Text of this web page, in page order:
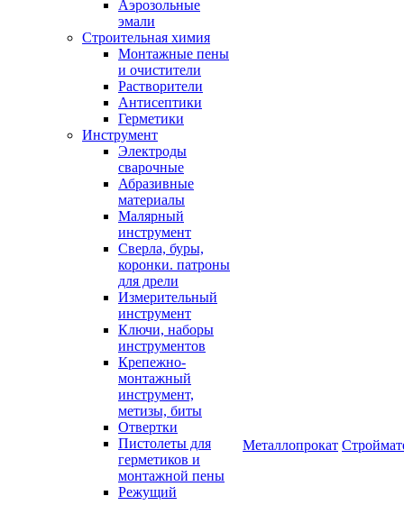
Аэрозольные
эмали
Строительная химия
Монтажные пены
и очистители
Растворители
Антисептики
Герметики
Инструмент
Электроды
сварочные
Абразивные
материалы
Малярный
инструмент
Сверла, буры,
коронки. патроны
для дрели
Измерительный
инструмент
Ключи, наборы
инструментов
Крепежно-
монтажный
инструмент,
метизы, биты
Отвертки
Пистолеты для
герметиков и
монтажной пены
Режущий
Металлопрокат